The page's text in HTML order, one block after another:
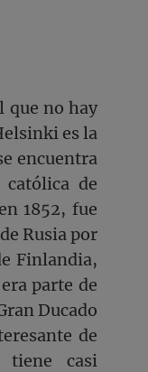
que no hay
es la
encuentra
de
1852, fue
Rusia por
Finlandia,
parte de
Ducado
de
casi